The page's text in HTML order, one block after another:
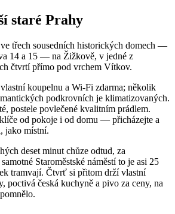
staré Prahy
třech sousedních historických domech —
14 a 15 — na Žižkově, v jedné z
čtvrtí přímo pod vrchem Vítkov.
koupelnu a Wi-Fi zdarma; několik
podkrovních je klimatizovaných.
postele povlečené kvalitním prádlem.
od pokoje i od domu — přicházejte a
jako místní.
deset minut chůze odtud, za
Staroměstské náměstí to je asi 25
tramvají. Čtvrť si přitom drží vlastní
poctivá česká kuchyně a pivo za ceny, na